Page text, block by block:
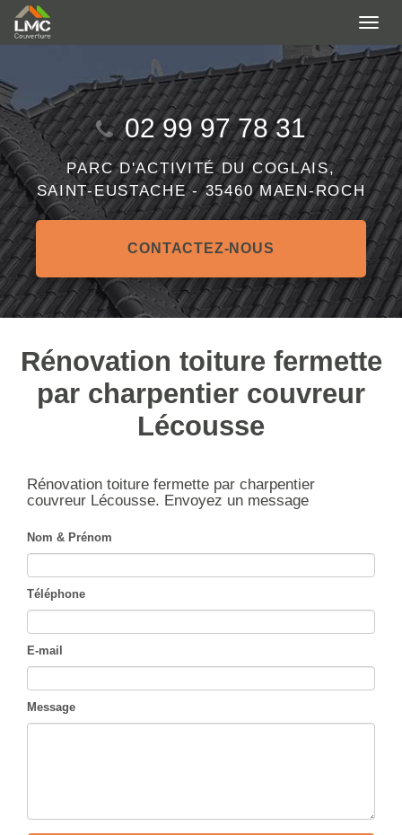
Aller
au
principal
02 99 97 78 31
PARC D'ACTIVITÉ DU COGLAIS,
SAINT-EUSTACHE -35460 MAEN-ROCH
CONTACTEZ-NOUS
Rénovation toiture fermette
par charpentier couvreur
Lécousse
Rénovation toiture fermette par charpentier
couvreur Lécousse. Envoyez un message
Nom & Prénom
Téléphone
E-mail
Message